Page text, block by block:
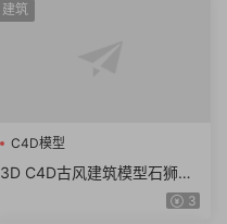
建筑
C4D模型
3D C4D古风建筑模型石狮龙
斗篷石头酒壶木屐蟾蜍 obj z3